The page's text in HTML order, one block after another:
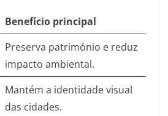
Benefício principal
Preserva património e reduz
impacto ambiental.​
Mantém a identidade visual
das cidades.​